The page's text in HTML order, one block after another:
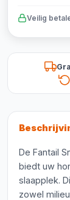
Veilig
De Fantail
biedt uw
slaapplek.
zowel